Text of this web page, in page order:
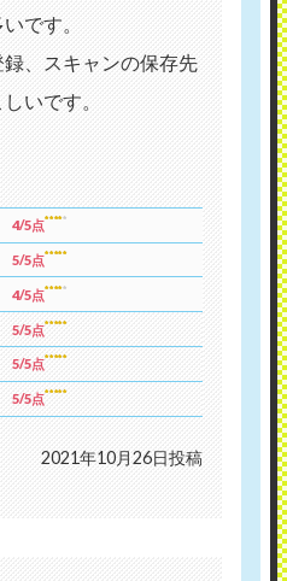
です。
、スキャンの保存先
いです。
4/5点
5/5点
4/5点
5/5点
5/5点
5/5点
2021年10月26日投稿